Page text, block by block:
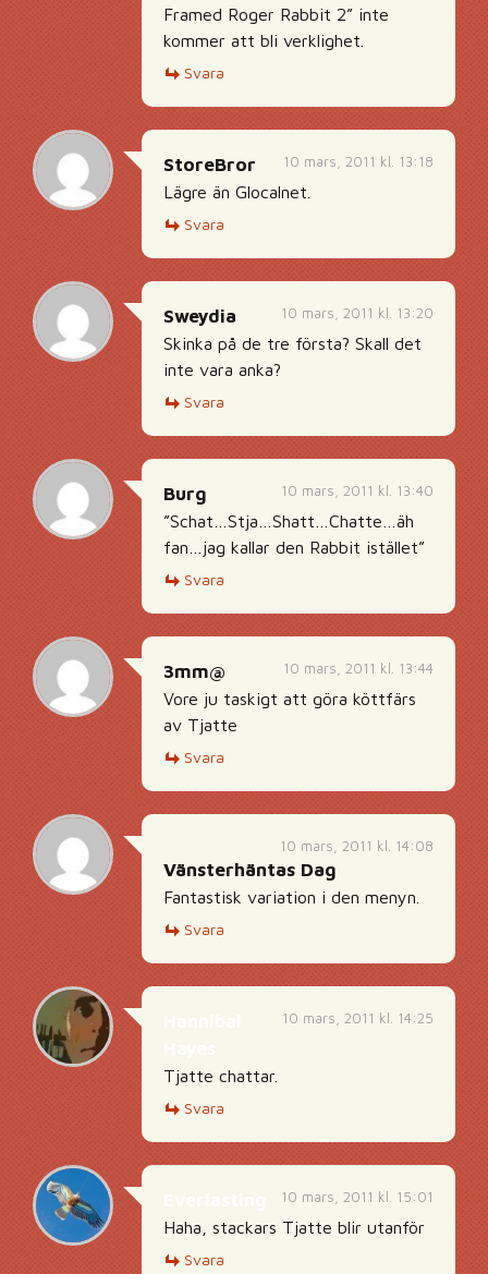
Framed Roger Rabbit 2” inte
kommer att bli verklighet.
Svara
10 mars, 2011 kl. 13:18
StoreBror
Lägre än Glocalnet.
Svara
10 mars, 2011 kl. 13:20
Sweydia
Skinka på de tre första? Skall det
inte vara anka?
Svara
10 mars, 2011 kl. 13:40
Burg
”Schat…Stja…Shatt…Chatte…äh
fan…jag kallar den Rabbit istället”
Svara
10 mars, 2011 kl. 13:44
3mm@
Vore ju taskigt att göra köttfärs
av Tjatte
Svara
10 mars, 2011 kl. 14:08
Vänsterhäntas Dag
Fantastisk variation i den menyn.
Svara
10 mars, 2011 kl. 14:25
Tjatte chattar.
Svara
10 mars, 2011 kl. 15:01
Haha, stackars Tjatte blir utanför
Svara